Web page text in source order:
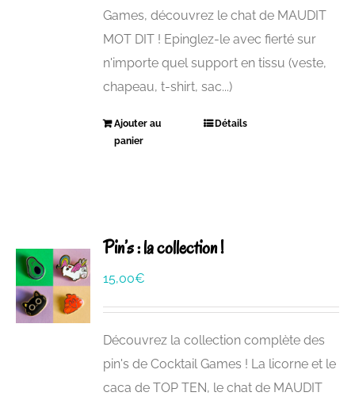
Games, découvrez le chat de MAUDIT
MOT DIT ! Epinglez-le avec fierté sur
n'importe quel support en tissu (veste,
chapeau, t-shirt, sac...)
Ajouter au
panier
Détails
Pin’s : la collection !
15,00€
Découvrez la collection complète des
pin's de Cocktail Games ! La licorne et le
caca de TOP TEN, le chat de MAUDIT